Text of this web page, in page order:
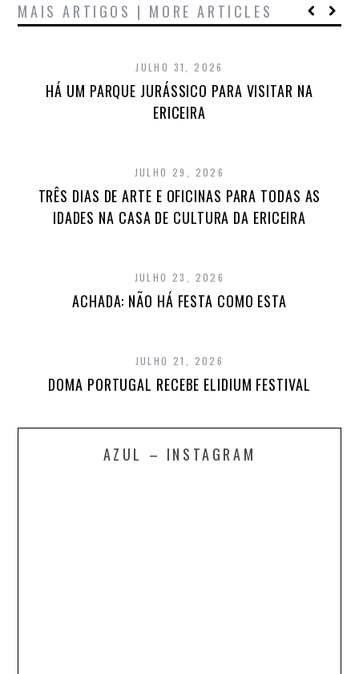
MAIS ARTIGOS | MORE ARTICLES
JULHO 31, 2026
HÁ UM PARQUE JURÁSSICO PARA VISITAR NA
ERICEIRA
JULHO 29, 2026
TRÊS DIAS DE ARTE E OFICINAS PARA TODAS AS
IDADES NA CASA DE CULTURA DA ERICEIRA
JULHO 23, 2026
ACHADA: NÃO HÁ FESTA COMO ESTA
JULHO 21, 2026
DOMA PORTUGAL RECEBE ELIDIUM FESTIVAL
AZUL – INSTAGRAM